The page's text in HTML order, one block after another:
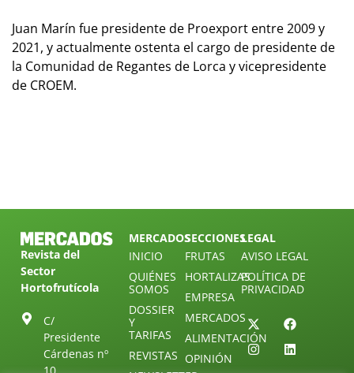
Juan Marín fue presidente de Proexport entre 2009 y
2021, y actualmente ostenta el cargo de presidente de
la Comunidad de Regantes de Lorca y vicepresidente
de CROEM.
Revista del
Sector
Hortofrutícola
C/
Presidente
Cárdenas nº
MERCADOS
INICIO
QUIÉNES
SOMOS
DOSSIER
Y
TARIFAS
REVISTAS
SECCIONES
FRUTAS
HORTALIZAS
EMPRESA
MERCADOS
ALIMENTACIÓN
OPINIÓN
LEGAL
AVISO LEGAL
POLÍTICA DE
PRIVACIDAD